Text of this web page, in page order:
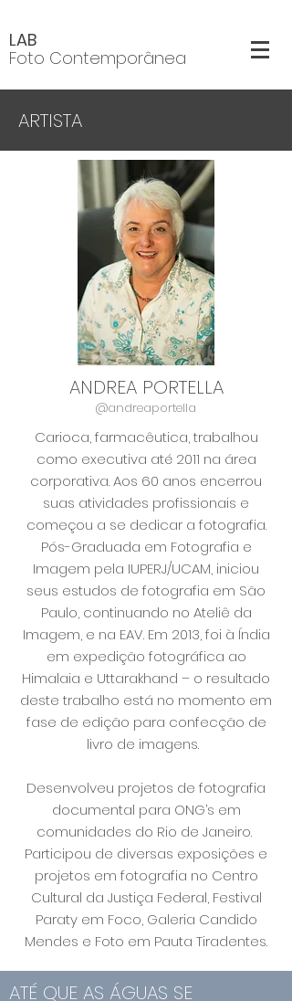
LAB
Foto Contemporânea
ARTISTA
ANDREA PORTELLA
@andreaportella
Carioca, farmacêutica, trabalhou
como executiva até 2011 na área
corporativa. Aos 60 anos encerrou
suas atividades profissionais e
começou a se dedicar a fotografia.
Pós-Graduada em Fotografia e
Imagem pela IUPERJ/UCAM, iniciou
seus estudos de fotografia em São
Paulo, continuando no Ateliê da
Imagem, e na EAV. Em 2013, foi à Índia
em expedição fotográfica ao
Himalaia e Uttarakhand – o resultado
deste trabalho está no momento em
fase de edição para confecção de
livro de imagens.
Desenvolveu projetos de fotografia
documental para ONG’s em
comunidades do Rio de Janeiro.
Participou de diversas exposições e
projetos em fotografia no Centro
Cultural da Justiça Federal, Festival
Paraty em Foco, Galeria Candido
Mendes e Foto em Pauta Tiradentes.
ATÉ QUE AS ÁGUAS SE